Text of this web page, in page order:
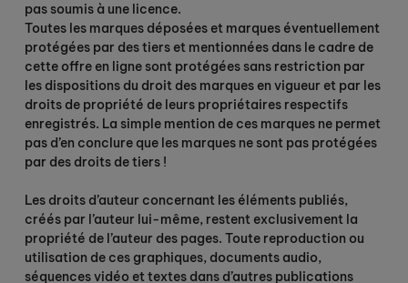
pas soumis à une licence.
Toutes les marques déposées et marques éventuellement
protégées par des tiers et mentionnées dans le cadre de
cette offre en ligne sont protégées sans restriction par
les dispositions du droit des marques en vigueur et par les
droits de propriété de leurs propriétaires respectifs
enregistrés. La simple mention de ces marques ne permet
pas d’en conclure que les marques ne sont pas protégées
par des droits de tiers !
Les droits d’auteur concernant les éléments publiés,
créés par l’auteur lui-même, restent exclusivement la
propriété de l’auteur des pages. Toute reproduction ou
utilisation de ces graphiques, documents audio,
séquences vidéo et textes dans d’autres publications